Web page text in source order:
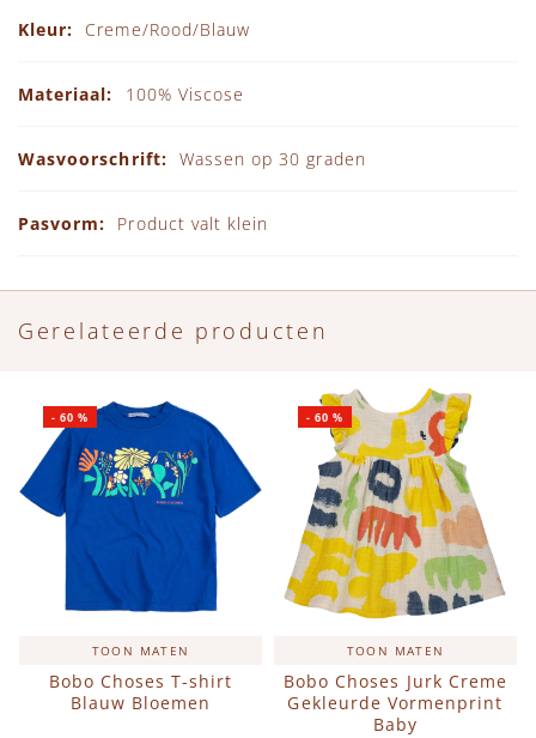
Creme/Rood/Blauw
100% Viscose
Wassen op 30 graden
Product valt klein
Gerelateerde producten
TOON MATEN
Bobo Choses T-shirt
Blauw Bloemen
-60 %
TOON MATEN
Bobo Choses Jurk Creme
Gekleurde Vormenprint
Baby
-60 %